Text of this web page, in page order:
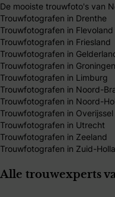
De mooiste trouwfoto's van
Trouwfotografen in Drenthe
Trouwfotografen in Flevoland
Trouwfotografen in Friesland
Trouwfotografen in
Trouwfotografen in Groningen
Trouwfotografen in Limburg
Trouwfotografen in Noord-
Trouwfotografen in Noord-
Trouwfotografen in Overijssel
Trouwfotografen in Utrecht
Trouwfotografen in Zeeland
Trouwfotografen in Zuid-
Alle trouwexperts